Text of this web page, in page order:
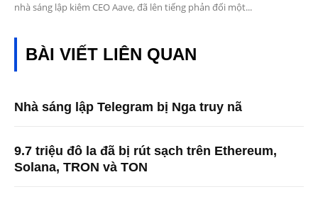
nhà sáng lập kiêm CEO Aave, đã lên tiếng phản đối một...
BÀI VIẾT LIÊN QUAN
Nhà sáng lập Telegram bị Nga truy nã
9.7 triệu đô la đã bị rút sạch trên Ethereum,
Solana, TRON và TON